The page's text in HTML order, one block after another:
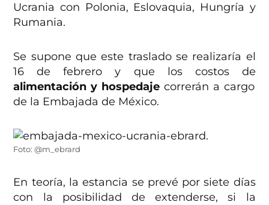
Ucrania con Polonia, Eslovaquia, Hungría y
Rumania.
Se supone que este traslado se realizaría el
16 de febrero y que los costos de
alimentación y hospedaje correrán a cargo
de la Embajada de México.
Foto: @m_ebrard
En teoría, la estancia se prevé por siete días
con la posibilidad de extenderse, si la